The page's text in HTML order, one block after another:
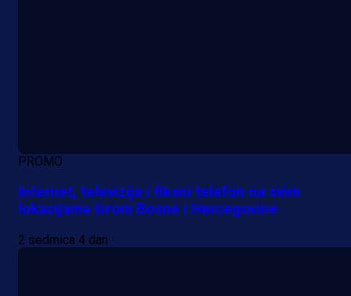
PROMO
Internet, televizija i fiksni telefon na svim
lokacijama širom Bosne i Hercegovine
2 sedmica 4 dan